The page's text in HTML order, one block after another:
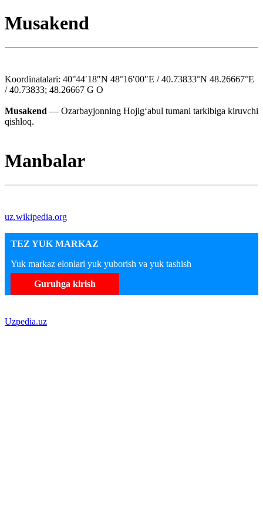
Musakend
Koordinatalari: 40°44′18″N 48°16′00″E / 40.73833°N 48.26667°E
/ 40.73833; 48.26667 G O
Musakend — Ozarbayjonning Hojigʻabul tumani tarkibiga kiruvchi
qishloq.
Manbalar
uz.wikipedia.org
TEZ YUK MARKAZ
Yuk markaz elonlari yuk yuborish va yuk tashish
Guruhga kirish
Uzpedia.uz